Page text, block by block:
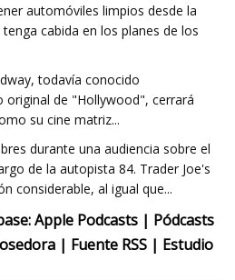
automóviles limpios desde la
cabida en los planes de los
todavía conocido
de "Hollywood", cerrará
su cine matriz...
durante una audiencia sobre el
de la autopista 84. Trader Joe's
considerable, al igual que...
Apple Podcasts | Pódcasts
| Fuente RSS | Estudio